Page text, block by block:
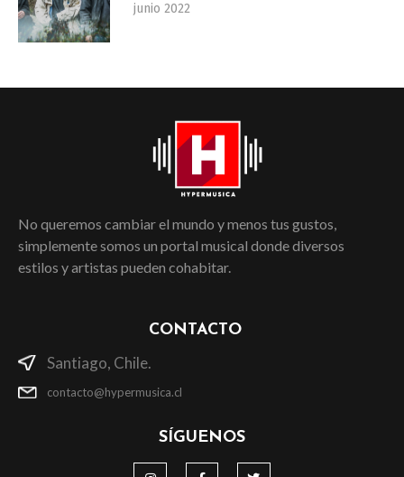
junio 2022
No queremos cambiar el mundo y menos tus gustos,
simplemente somos un portal musical donde diversos
estilos y artistas pueden cohabitar.
CONTACTO
Santiago, Chile.
contacto@hypermusica.cl
SÍGUENOS